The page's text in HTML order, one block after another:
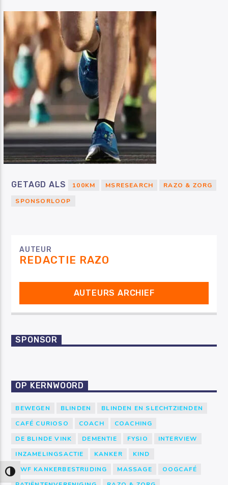
Keuze voor hoog contrast
GETAGD ALS 100KM MSRESEARCH
RAZO & ZORG
SPONSORLOOP
AUTEUR
REDACTIE RAZO
AUTEURS ARCHIEF
SPONSOR
OP KERNWOORD
BEWEGEN BLINDEN
BLINDEN EN SLECHTZIENDEN
CAFÉ CURIOSO
COACH
COACHING
DE BLINDE VINK
DEMENTIE FYSIO
INTERVIEW
INZAMELINGSACTIE
KANKER
KIND
KWF KANKERBESTRIJDING
MASSAGE
OOGCAFÉ